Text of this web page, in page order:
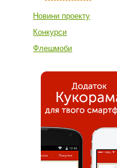
Новини проекту
Конкурси
Флешмоби